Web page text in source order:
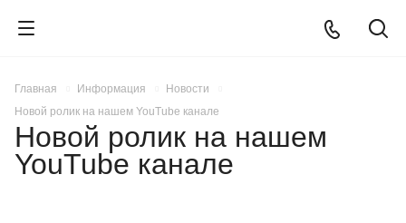
Главная Информация
Новости
Новой ролик на нашем YouTube канале
Новой ролик на нашем
YouTube канале